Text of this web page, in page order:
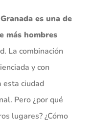
Granada es una de
más hombres
La combinación
y con
esta ciudad
Pero ¿por qué
lugares? ¿Cómo